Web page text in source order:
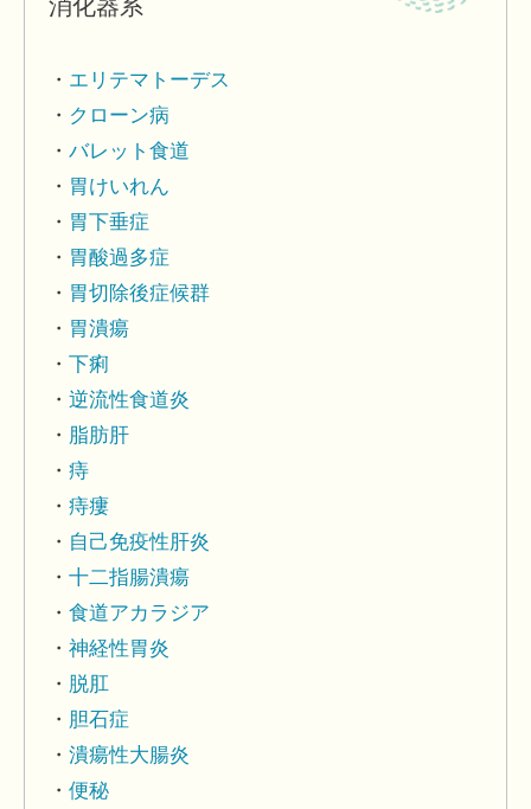
消化器系
エリテマトーデス
クローン病
バレット食道
胃けいれん
胃下垂症
胃酸過多症
胃切除後症候群
胃潰瘍
下痢
逆流性食道炎
脂肪肝
痔
痔瘻
自己免疫性肝炎
十二指腸潰瘍
食道アカラジア
神経性胃炎
脱肛
胆石症
潰瘍性大腸炎
便秘